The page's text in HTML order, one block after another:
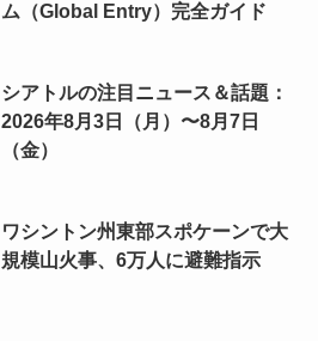
ム（Global Entry）完全ガイド
シアトルの注目ニュース＆話題：
2026年8月3日（月）〜8月7日
（金）
ワシントン州東部スポケーンで大
規模山火事、6万人に避難指示